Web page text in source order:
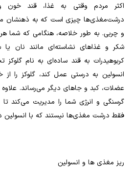
اکثر مردم وقتی به غذا، قند خون
درشت‌مغذی‌ها چیزی است که به ذهنشان
و چربی. به طور خلاصه، هنگامی که شما هر
شکر و غذاهای نشاسته‌ای مانند نان یا
کربوهیدرات به قند ساده‌ای به نام
انسولین به درستی عمل کند، گلوکز را
عضلات، کبد و جاهای دیگر می‌رساند.
گرسنگی و انرژی شما را مدیریت می‌کند تا
فقط درشت مغذی‌ها نیستند که با انسولین
ریز مغذی‌ ها و انسولین